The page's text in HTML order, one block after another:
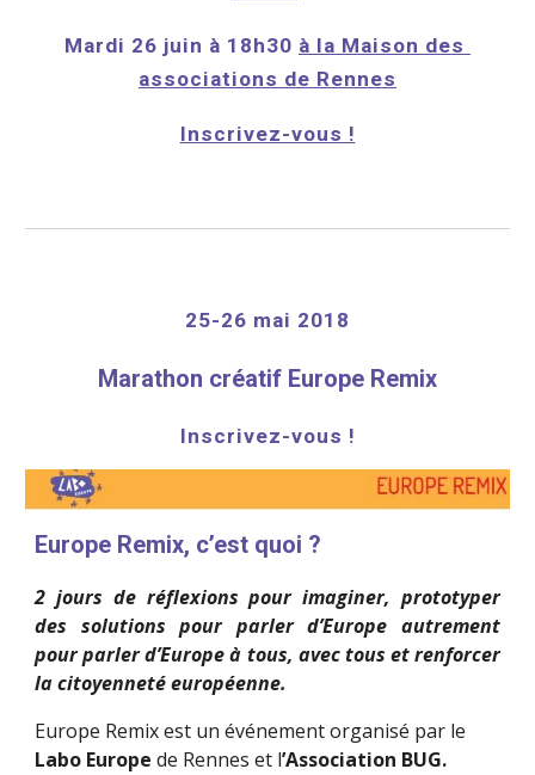
Mardi 26 juin à 18h30 à la Maison des
associations de Rennes
Inscrivez-vous !
25-26 mai 2018
Marathon créatif Europe Remix
Inscrivez-vous !
Europe Remix, c’est quoi ?
2 jours de réflexions pour imaginer, prototyper
des solutions pour parler d’Europe autrement
pour parler d’Europe à tous, avec tous et renforcer
la citoyenneté européenne.
Labo Europe de Rennes et l’Association BUG.